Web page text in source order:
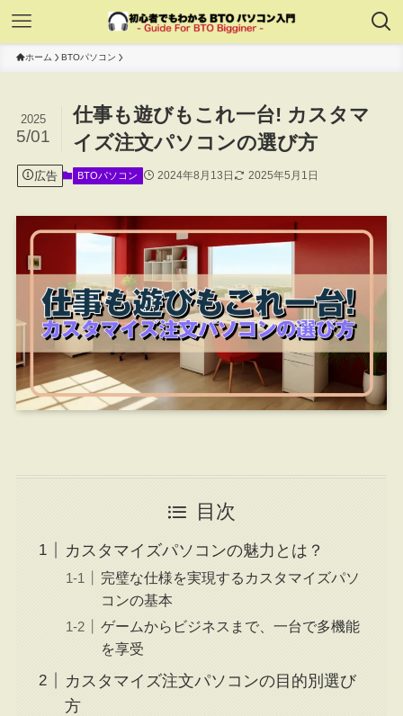
ホーム BTOパソコン
仕事も遊びもこれ一台! カスタマ
イズ注文パソコンの選び方
2025
5/01
広告 BTOパソコン 2024年8月13日 2025年5月1日
目次
カスタマイズパソコンの魅力とは？
完璧な仕様を実現するカスタマイズパソ
コンの基本
ゲームからビジネスまで、一台で多機能
を享受
カスタマイズ注文パソコンの目的別選び
方